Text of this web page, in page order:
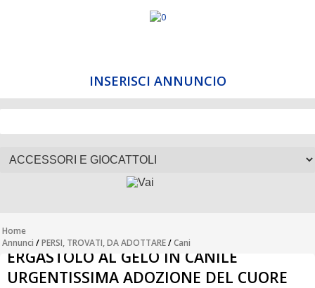
INSERISCI ANNUNCIO
Home
Annunci /PERSI, TROVATI, DA ADOTTARE/Cani
ERGASTOLO AL GELO IN CANILE
URGENTISSIMA ADOZIONE DEL CUORE